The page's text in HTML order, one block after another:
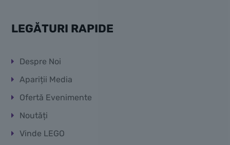
LEGĂTURI RAPIDE
Despre Noi
Apariții Media
Ofertă Evenimente
Noutăți
Vinde LEGO